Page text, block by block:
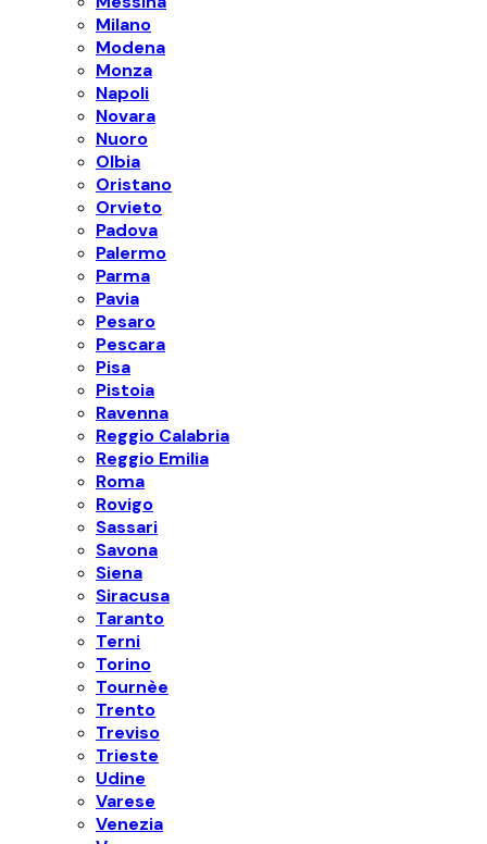
Milano
Modena
Monza
Napoli
Novara
Nuoro
Olbia
Oristano
Orvieto
Padova
Palermo
Parma
Pavia
Pesaro
Pescara
Pisa
Pistoia
Ravenna
Reggio Calabria
Reggio Emilia
Roma
Rovigo
Sassari
Savona
Siena
Siracusa
Taranto
Terni
Torino
Tournèe
Trento
Treviso
Trieste
Udine
Varese
Venezia